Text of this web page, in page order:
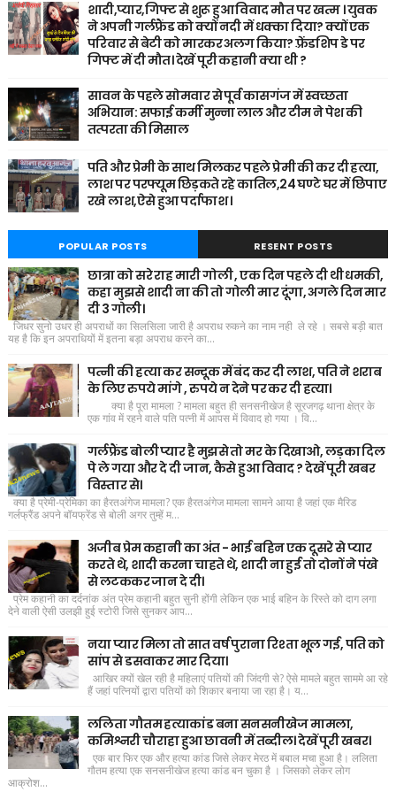
शादी,प्यार,गिफ्ट से शुरू हुआ विवाद मौत पर खत्म । युवक
ने अपनी गर्लफ्रैंड को क्यों नदी में धक्का दिया? क्यों एक
परिवार से बेटी को मारकर अलग किया? फ़्रेंडशिप डे पर
गिफ्ट में दी मौत। देखें पूरी कहानी क्या थी ?
सावन के पहले सोमवार से पूर्व कासगंज में स्वच्छता
अभियान: सफाई कर्मी मुन्ना लाल और टीम ने पेश की
तत्परता की मिसाल
पति और प्रेमी के साथ मिलकर पहले प्रेमी की कर दी हत्या,
लाश पर परफ्यूम छिड़कते रहे कातिल,24 घण्टे घर में छिपाए
रखे लाश,ऐसे हुआ पर्दाफाश ।
POPULAR POSTS RESENT POSTS
छात्रा को सरे राह मारी गोली , एक दिन पहले दी थी धमकी,
कहा मुझसे शादी ना की तो गोली मार दूंगा, अगले दिन मार
दी 3 गोली।
जिधर सुनो उधर ही अपराधों का सिलसिला जारी है अपराध रुकने का नाम नही ले रहे । सबसे बड़ी बात
यह है कि इन अपराधियों में इतना बड़ा अपराध करने का...
पत्नी की हत्या कर सन्दूक में बंद कर दी लाश, पति ने शराब
के लिए रुपये मांगे , रुपये न देने पर कर दी हत्या।
क्या है पूरा मामला ? मामला बहुत ही सनसनीखेज है सूरजगढ़ थाना क्षेत्र के
एक गांव में रहने वाले पति पत्नी में आपस में विवाद हो गया । वि...
गर्लफ्रैंड बोली प्यार है मुझसे तो मर के दिखाओ, लड़का दिल
पे ले गया और दे दी जान, कैसे हुआ विवाद ? देखें पूरी खबर
विस्तार से।
क्या है प्रेमी-प्रेमिका का हैरतअंगेज मामला? एक हैरतअंगेज मामला सामने आया है जहां एक मैरिड
गर्लफ्रैंड अपने बॉयफ्रेंड से बोली अगर तुम्हें म...
अजीब प्रेम कहानी का अंत - भाई बहिन एक दूसरे से प्यार
करते थे, शादी करना चाहते थे, शादी ना हुई तो दोनों ने पंखे
से लटककर जान दे दी।
प्रेम कहानी का दर्दनांक अंत प्रेम कहानी बहुत सुनी होंगी लेकिन एक भाई बहिन के रिस्ते को दाग लगा
देने वाली ऐसी उलझी हुई स्टोरी जिसे सुनकर आप...
नया प्यार मिला तो सात वर्ष पुराना रिश्ता भूल गई, पति को
सांप से डसवाकर मार दिया।
आखिर क्यों खेल रही है महिलाएं पतियों की जिंदगी से? ऐसे मामले बहुत साममे आ रहे
हैं जहां पत्नियों द्वारा पतियों को शिकार बनाया जा रहा है। य...
ललिता गौतम हत्याकांड बना सनसनीखेज मामला,
कमिश्नरी चौराहा हुआ छावनी में तब्दील। देखें पूरी खबर।
एक बार फिर एक और हत्या कांड जिसे लेकर मेरठ में बबाल मचा हुआ है। ललिता
गौतम हत्या एक सनसनीखेज हत्या कांड बन चुका है । जिसको लेकर लोग
आक्रोश...